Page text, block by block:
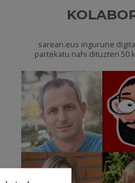
sarean.eus ingurune
partekatu nahi dituzten 50